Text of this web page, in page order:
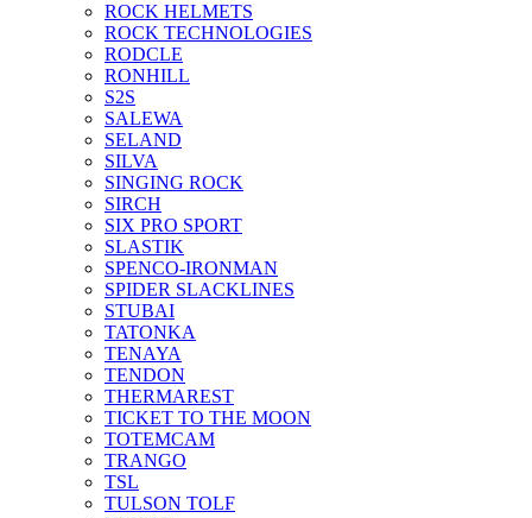
ROCK HELMETS
ROCK TECHNOLOGIES
RODCLE
RONHILL
S2S
SALEWA
SELAND
SILVA
SINGING ROCK
SIRCH
SIX PRO SPORT
SLASTIK
SPENCO-IRONMAN
SPIDER SLACKLINES
STUBAI
TATONKA
TENAYA
TENDON
THERMAREST
TICKET TO THE MOON
TOTEMCAM
TRANGO
TSL
TULSON TOLF